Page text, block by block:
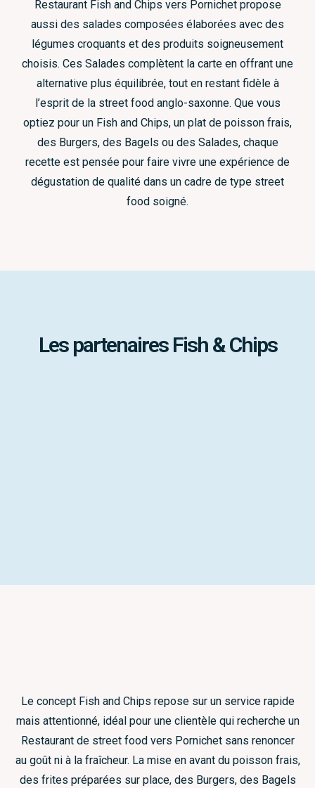
Restaurant Fish and Chips vers Pornichet propose
aussi des salades composées élaborées avec des
légumes croquants et des produits soigneusement
choisis. Ces Salades complètent la carte en offrant une
alternative plus équilibrée, tout en restant fidèle à
l’esprit de la street food anglo-saxonne. Que vous
optiez pour un Fish and Chips, un plat de poisson frais,
des Burgers, des Bagels ou des Salades, chaque
recette est pensée pour faire vivre une expérience de
dégustation de qualité dans un cadre de type street
food soigné.
Les partenaires Fish & Chips
Le concept Fish and Chips repose sur un service rapide
mais attentionné, idéal pour une clientèle qui recherche un
Restaurant de street food vers Pornichet sans renoncer
au goût ni à la fraîcheur. La mise en avant du poisson frais,
des frites préparées sur place, des Burgers, des Bagels